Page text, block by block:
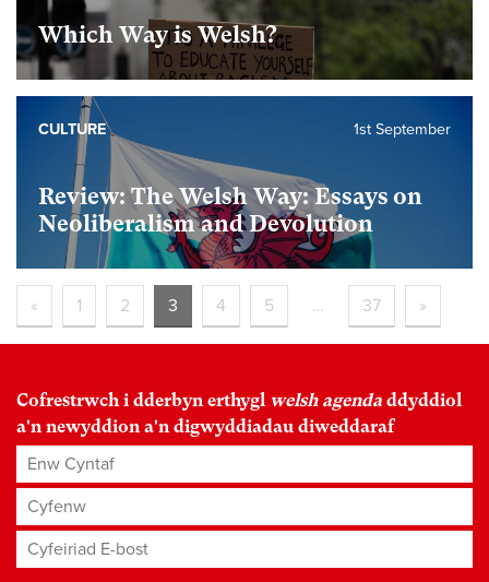
Which Way is Welsh?
Review: The Welsh Way: Essays on
Neoliberalism and Devolution
1st September
CULTURE
« 1 2 3 4 5 … 37 »
Cofrestrwch i dderbyn erthygl welsh agenda ddyddiol
a'n newyddion a'n digwyddiadau diweddaraf
Enw Cyntaf
Cyfenw
Cyfeiriad E-bost*